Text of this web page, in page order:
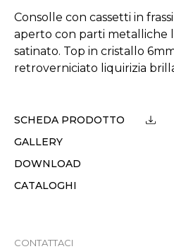
Consolle con cassetti in
aperto con parti metalliche
satinato. Top in cristallo
retroverniciato liquirizia
SCHEDA PRODOTTO
GALLERY
DOWNLOAD
CATALOGHI
CONTATTACI